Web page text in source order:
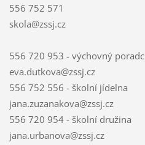
556 752 571
skola@zssj.cz
556 720 953 - výchovný
eva.dutkova@zssj.cz
556 752 556 - školní jídelna
jana.zuzanakova@zssj.cz
556 720 954 - školní družina
jana.urbanova@zssj.cz